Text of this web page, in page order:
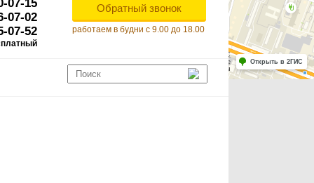
Работает на API 2ГИС
Лицензионное соглашение
корректной работы Raster JS API нужен ключ. Помощь: api@2gis.ru
Открыть в 2ГИС
07-15
07-02
07-52
Обратный звонок
работаем в будни с 9.00 до 18.00